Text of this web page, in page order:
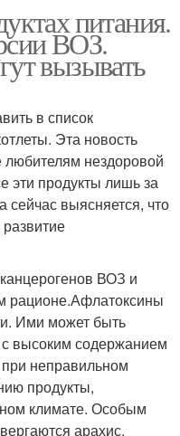
питания.
ВОЗ.
вызывать
в список
Эта новость
любителям нездоровой
эти продукты лишь за
сейчас выясняется, что
ВОЗ и
рационе.Афлатоксины
Ими может быть
высоким содержанием
неправильном
продукты,
климате. Особым
арахис,